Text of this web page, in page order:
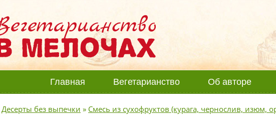
Главная Вегетарианство Об авторе
Десерты без выпечки » Смесь из сухофруктов (курага, чернослив, изюм,